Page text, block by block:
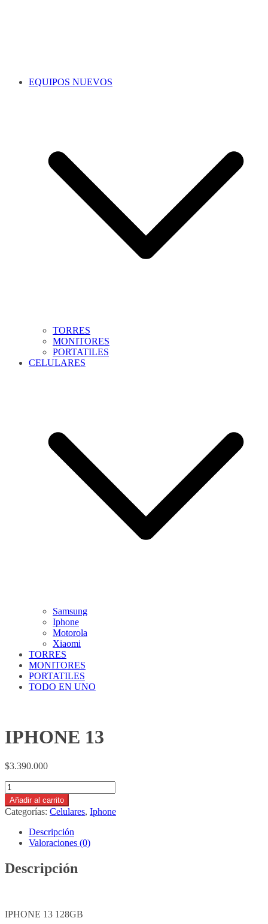
EQUIPOS NUEVOS
TORRES
MONITORES
PORTATILES
CELULARES
Samsung
Iphone
Motorola
Xiaomi
TORRES
MONITORES
PORTATILES
TODO EN UNO
IPHONE 13
$3.390.000
IPHONE
13
cantidad
Añadir al carrito
Categorías: Celulares, Iphone
Descripción
Valoraciones (0)
Descripción
IPHONE 13 128GB